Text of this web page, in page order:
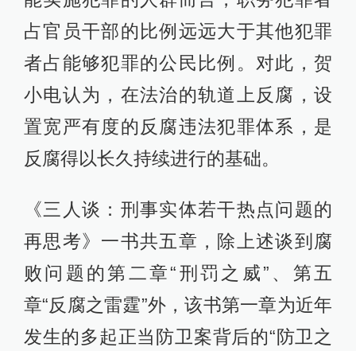
占官员干部的比例远远大于其他犯罪
者占能够犯罪的公民比例。对此，贺
小电认为，在法治的轨道上反腐，设
置宽严有度的反腐违法犯罪体系，是
反腐得以长久持续进行的基础。
《三人谈：刑事实体若干热点问题的
再思考》一书共五章，除上述谈到腐
败问题的第二章“刑罚之威”、第五
章“反腐之雷霆”外，该书第一章为近年
发生的多起正当防卫案背后的“防卫之